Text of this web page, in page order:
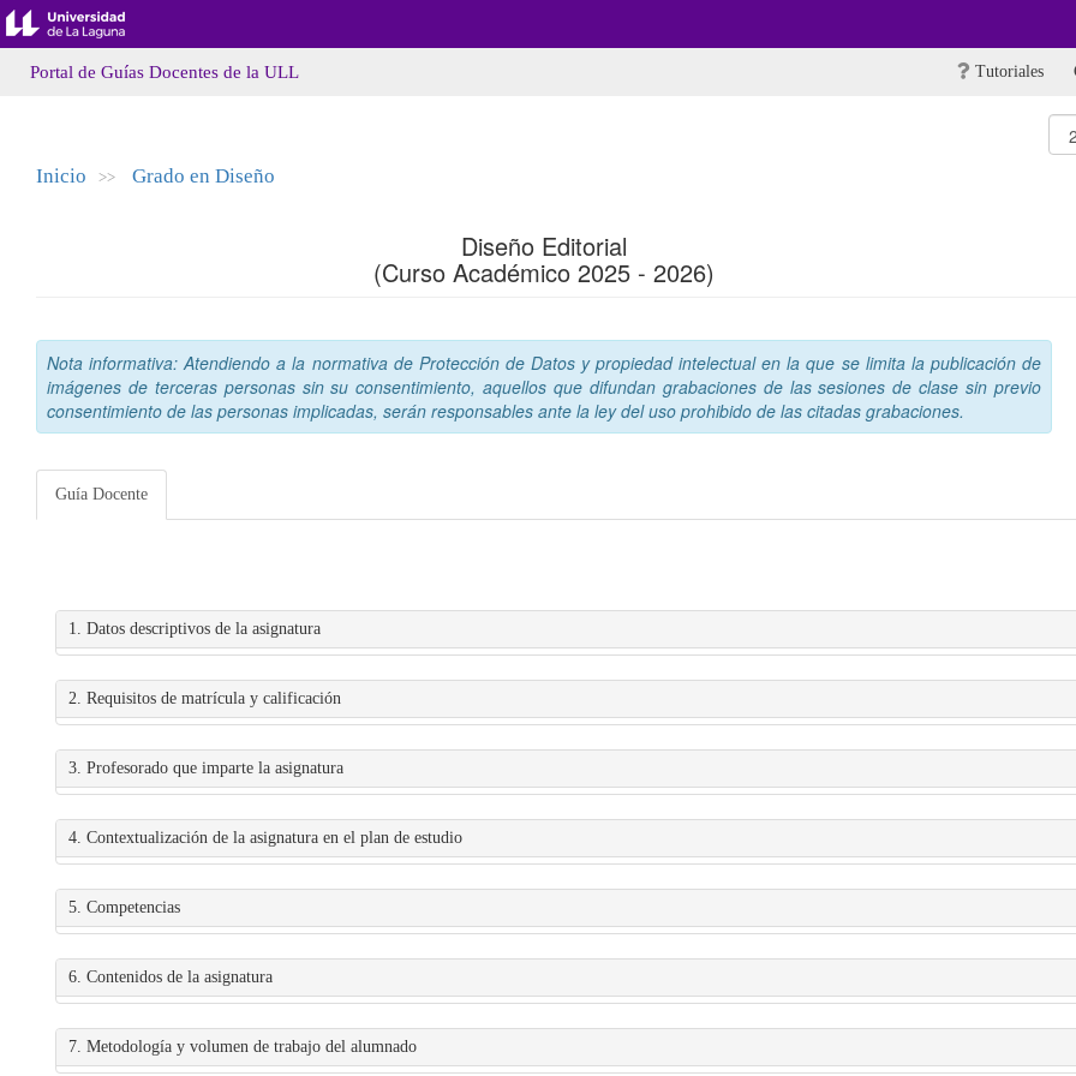
Portal de Guías Docentes de la ULL Tutoriales
Inicio >> Grado en Diseño
Diseño Editorial
(Curso Académico 2025 - 2026)
Nota informativa: Atendiendo a la normativa de Protección de Datos y propiedad intelectual en la que se limita la publicación de
imágenes de terceras personas sin su consentimiento, aquellos que difundan grabaciones de las sesiones de clase sin previo
consentimiento de las personas implicadas, serán responsables ante la ley del uso prohibido de las citadas grabaciones.
Guía Docente
1. Datos descriptivos de la asignatura
2. Requisitos de matrícula y calificación
3. Profesorado que imparte la asignatura
4. Contextualización de la asignatura en el plan de estudio
5. Competencias
6. Contenidos de la asignatura
7. Metodología y volumen de trabajo del alumnado